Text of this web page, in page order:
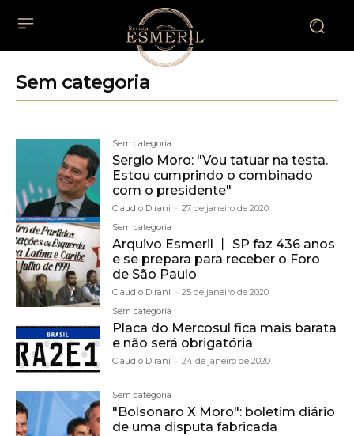
Sem categoria
Sem categoria
Sergio Moro: "Vou tatuar na testa.
Estou cumprindo o combinado
com o presidente"
Claudio Dirani - 27 de janeiro de 2020
Sem categoria
Arquivo Esmeril 丨 SP faz 436 anos
e se prepara para receber o Foro
de São Paulo
Claudio Dirani - 25 de janeiro de 2020
Sem categoria
Placa do Mercosul fica mais barata
e não será obrigatória
Claudio Dirani - 24 de janeiro de 2020
Sem categoria
"Bolsonaro X Moro": boletim diário
de uma disputa fabricada